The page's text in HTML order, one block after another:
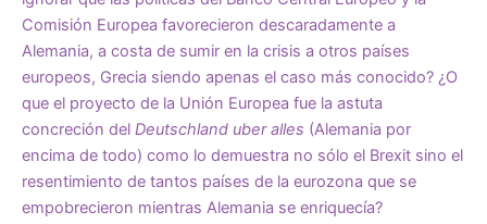
Comisión Europea favorecieron descaradamente a
Alemania, a costa de sumir en la crisis a otros países
europeos, Grecia siendo apenas el caso más conocido? ¿O
que el proyecto de la Unión Europea fue la astuta
concreción del Deutschland uber alles (Alemania por
encima de todo) como lo demuestra no sólo el Brexit sino el
resentimiento de tantos países de la eurozona que se
empobrecieron mientras Alemania se enriquecía?